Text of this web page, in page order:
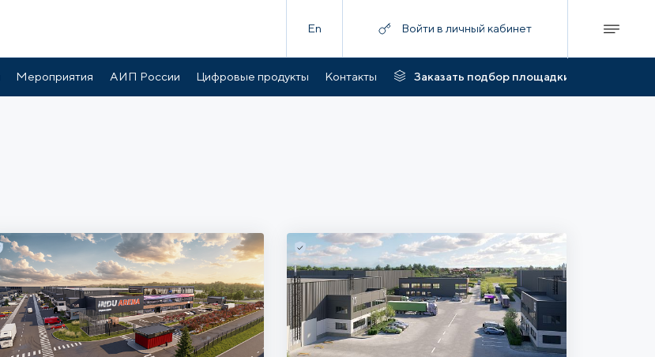
En Войти в личный кабинет
Мероприятия АИП России Цифровые продукты Контакты Заказать подбор площадки